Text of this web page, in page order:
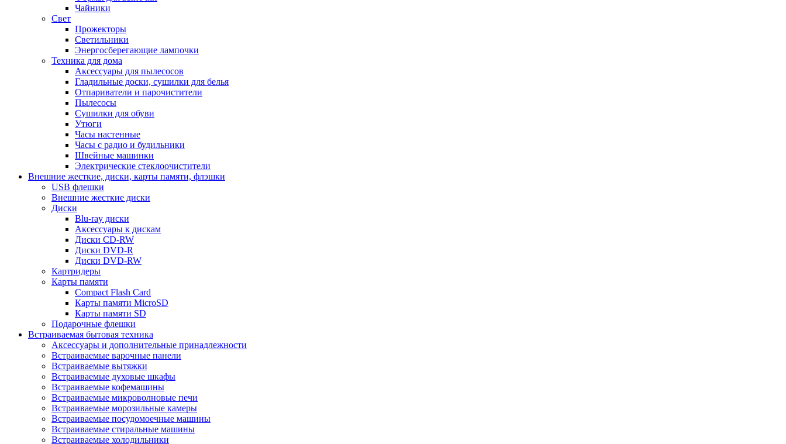
Чайники
Свет
Прожекторы
Светильники
Энергосберегающие лампочки
Техника для дома
Аксессуары для пылесосов
Гладильные доски, сушилки для белья
Отпариватели и парочистители
Пылесосы
Сушилки для обуви
Утюги
Часы настенные
Часы с радио и будильники
Швейные машинки
Электрические стеклоочистители
Внешние жесткие, диски, карты памяти, флэшки
USB флешки
Внешние жесткие диски
Диски
Blu-ray диски
Аксессуары к дискам
Диски CD-RW
Диски DVD-R
Диски DVD-RW
Картридеры
Карты памяти
Compact Flash Card
Карты памяти MicroSD
Карты памяти SD
Подарочные флешки
Встраиваемая бытовая техника
Аксессуары и дополнительные принадлежности
Встраиваемые варочные панели
Встраиваемые вытяжки
Встраиваемые духовые шкафы
Встраиваемые кофемашины
Встраиваемые микроволновые печи
Встраиваемые морозильные камеры
Встраиваемые посудомоечные машины
Встраиваемые стиральные машины
Встраиваемые холодильники